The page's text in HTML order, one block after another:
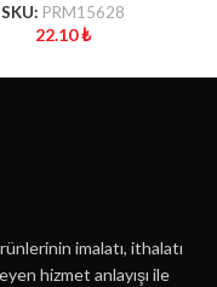
SKU: PRM15628
22.10₺
imalatı, ithalatı
hizmet anlayışı ile